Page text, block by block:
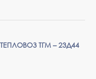
ТГМ – 23Д44